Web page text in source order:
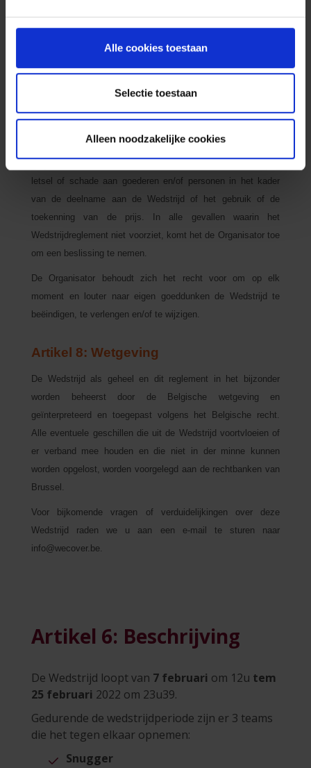
Alle cookies toestaan
Selectie toestaan
Alleen noodzakelijke cookies
In geval van overmacht, onvoorziene omstandigheden of
verzekeren. De beslissingen van de Organisator zijn
soeverein en zonder verhaal.
De Organisator kan niet aansprakelijk worden gesteld voor
letsel of schade aan goederen en/of personen in het kader
van de deelname aan de Wedstrijd of het gebruik of de
toekenning van de prijs. In alle gevallen waarin het
Wedstrijdreglement niet voorziet, komt het de Organisator toe
om een beslissing te nemen.
De Organisator behoudt zich het recht voor om op elk
moment en louter naar eigen goeddunken de Wedstrijd te
beëindigen, te verlengen en/of te wijzigen.
Artikel 8: Wetgeving
De Wedstrijd als geheel en dit reglement in het bijzonder
worden beheerst door de Belgische wetgeving en
geïnterpreteerd en toegepast volgens het Belgische recht.
Alle eventuele geschillen die uit de Wedstrijd voortvloeien of
er verband mee houden en die niet in der minne kunnen
worden opgelost, worden voorgelegd aan de rechtbanken van
Brussel.
Voor bijkomende vragen of verduidelijkingen over deze
Wedstrijd raden we u aan een e-mail te sturen naar
info@wecover.be.
Artikel 6: Beschrijving
De Wedstrijd loopt van 7 februari om 12u tem
25 februari 2022 om 23u39.
Gedurende de wedstrijdperiode zijn er 3 teams
die het tegen elkaar opnemen:
Snugger